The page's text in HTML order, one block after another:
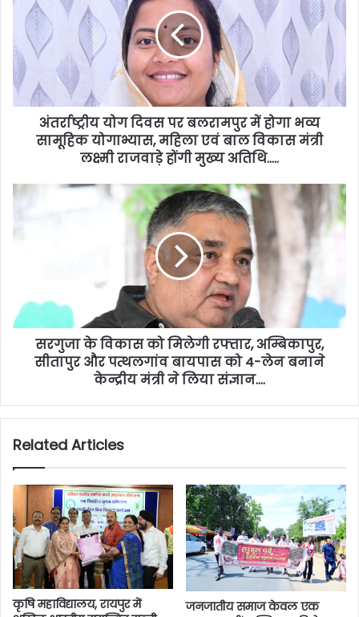
अंतर्राष्ट्रीय योग दिवस पर बलरामपुर में होगा भव्य
सामूहिक योगाभ्यास, महिला एवं बाल विकास मंत्री
लक्ष्मी राजवाड़े होंगी मुख्य अतिथि…..
सरगुजा के विकास को मिलेगी रफ्तार, अम्बिकापुर,
सीतापुर और पत्थलगांव बायपास को 4-लेन बनाने
केन्द्रीय मंत्री ने लिया संज्ञान….
Related Articles
कृषि महाविद्यालय, रायपुर में
जनजातीय समाज केवल एक